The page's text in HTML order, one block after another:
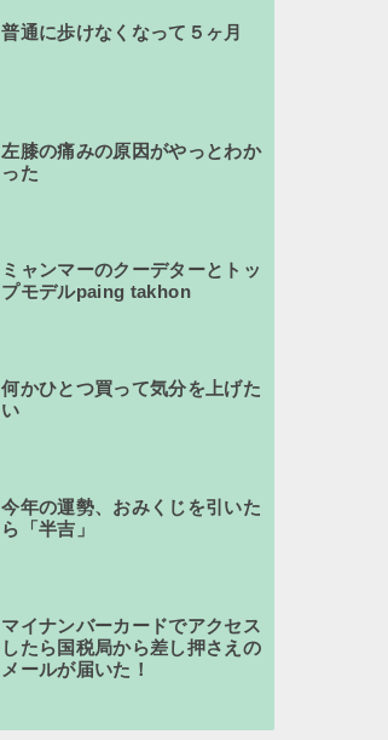
普通に歩けなくなって５ヶ月
左膝の痛みの原因がやっとわか
った
ミャンマーのクーデターとトッ
プモデルpaing takhon
何かひとつ買って気分を上げた
い
今年の運勢、おみくじを引いた
ら「半吉」
マイナンバーカードでアクセス
したら国税局から差し押さえの
メールが届いた！